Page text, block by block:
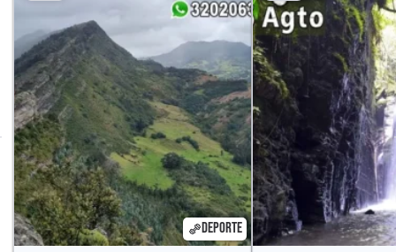
DEPORTE